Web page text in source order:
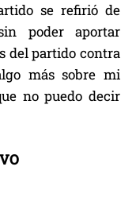
se refirió de
poder aportar
del partido contra
más sobre mi
no puedo decir